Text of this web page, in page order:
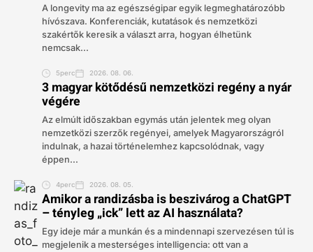
A longevity ma az egészségipar egyik legmeghatározóbb
hívószava. Konferenciák, kutatások és nemzetközi
szakértők keresik a választ arra, hogyan élhetünk
nemcsak...
5perc 2026. 08. 06.
3 magyar kötődésű nemzetközi regény a nyár
végére
Az elmúlt időszakban egymás után jelentek meg olyan
nemzetközi szerzők regényei, amelyek Magyarországról
indulnak, a hazai történelemhez kapcsolódnak, vagy
éppen...
4perc 2026. 08. 05.
Amikor a randizásba is beszivárog a ChatGPT
– tényleg „ick” lett az AI használata?
Egy ideje már a munkán és a mindennapi szervezésen túl is
megjelenik a mesterséges intelligencia: ott van a